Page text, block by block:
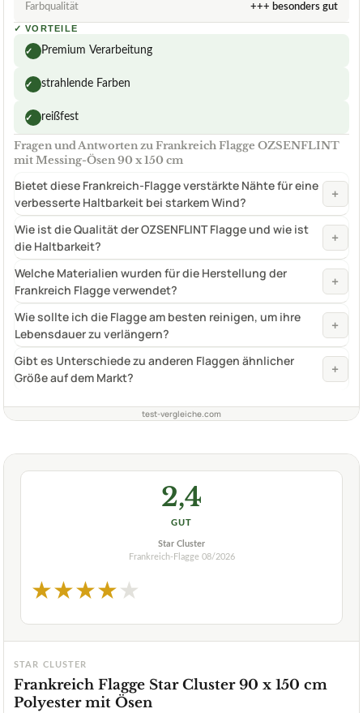
Farbqualität +++ besonders gut
✓ VORTEILE
✓ Premium Verarbeitung
✓ strahlende Farben
✓ reißfest
Fragen und Antworten zu Frankreich Flagge OZSENFLINT
mit Messing-Ösen 90 x 150 cm
Bietet diese Frankreich-Flagge verstärkte Nähte für eine
verbesserte Haltbarkeit bei starkem Wind?
+
Wie ist die Qualität der OZSENFLINT Flagge und wie ist
die Haltbarkeit?
+
Welche Materialien wurden für die Herstellung der
Frankreich Flagge verwendet?
+
Wie sollte ich die Flagge am besten reinigen, um ihre
Lebensdauer zu verlängern?
+
Gibt es Unterschiede zu anderen Flaggen ähnlicher
Größe auf dem Markt?
+
test-vergleiche.com
2,4
GUT
Star Cluster
Frankreich-Flagge 08/2026
★★★★★
STAR CLUSTER
Frankreich Flagge Star Cluster 90 x 150 cm
Polyester mit Ösen